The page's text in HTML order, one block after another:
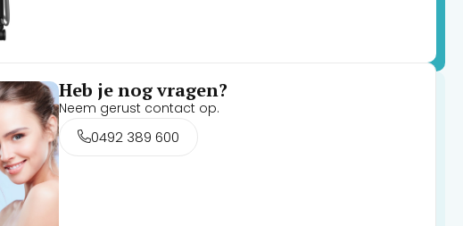
Heb je nog vragen?
Neem gerust contact op.
0492 389 600